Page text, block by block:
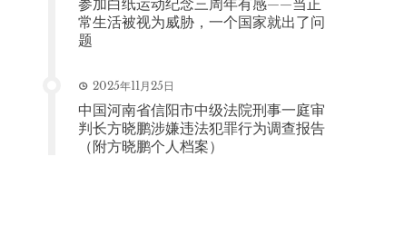
常生活被视为威胁，一个国家就出了问
题
2025年11月25日
中国河南省信阳市中级法院刑事一庭审
判长方晓鹏涉嫌违法犯罪行为调查报告
（附方晓鹏个人档案）